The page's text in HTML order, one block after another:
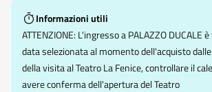
Informazioni utili
ATTENZIONE: L'ingresso a PALAZZO DUCALE
data selezionata al momento dell'acquisto
della visita al Teatro La Fenice, controllare il
avere conferma dell'apertura del Teatro